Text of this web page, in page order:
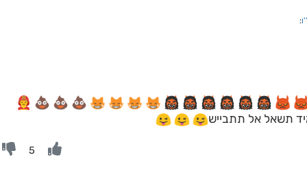
:
תשאל אל תתבייש
5